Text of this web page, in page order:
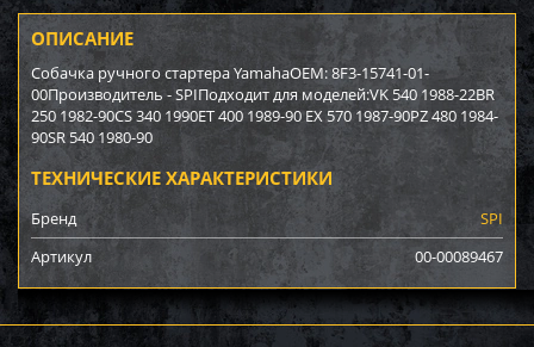
ОПИСАНИЕ
Собачка ручного стартера YamahaOEM: 8F3-15741-01-
00Производитель - SPIПодходит для моделей:VK 540 1988-22BR
250 1982-90CS 340 1990ET 400 1989-90 EX 570 1987-90PZ 480 1984-
90SR 540 1980-90
ТЕХНИЧЕСКИЕ ХАРАКТЕРИСТИКИ
Бренд
SPI
Артикул
00-00089467